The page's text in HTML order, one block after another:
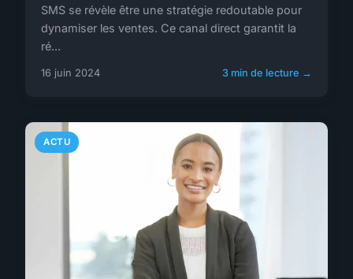
SMS se révèle être une stratégie redoutable pour
dynamiser les ventes. Ce canal direct garantit la
ré...
16 juin 2024 3 min de lecture →
ACTU